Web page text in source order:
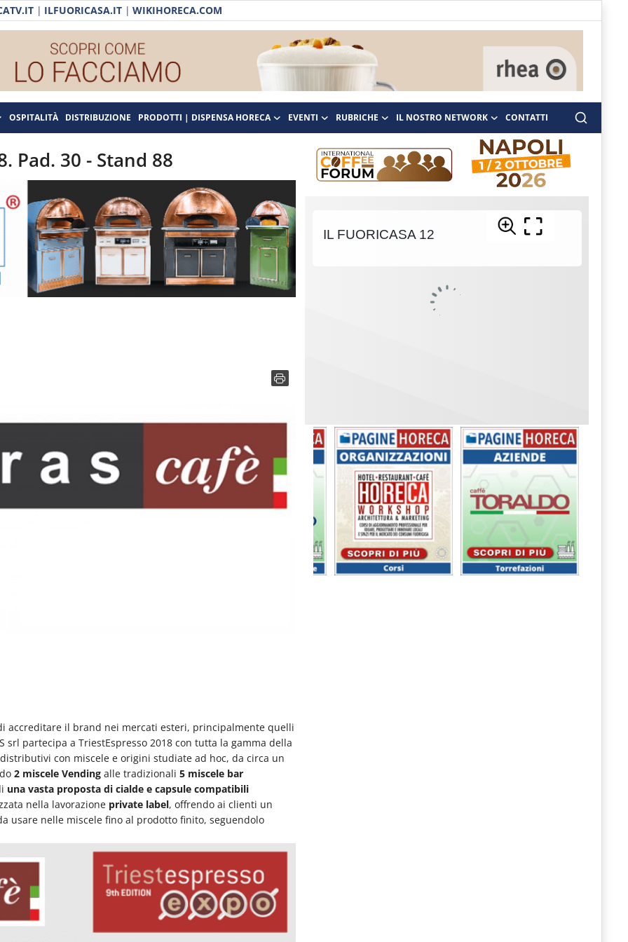
| ILFUORICASA.IT | WIKIHORECA.COM
OSPITALITÀ DISTRIBUZIONE PRODOTTI | DISPENSA HORECA EVENTI RUBRICHE IL NOSTRO NETWORK CONTATTI
Pad. 30 - Stand 88
accreditare il brand nei mercati esteri, principalmente quelli
srl partecipa a TriestEspresso 2018 con tutta la gamma della
con miscele e origini studiate ad hoc, da circa un
2 miscele Vending alle tradizionali 5 miscele bar
una vasta proposta di cialde e capsule compatibili
nella lavorazione private label, offrendo ai clienti un
usare nelle miscele fino al prodotto finito, seguendolo